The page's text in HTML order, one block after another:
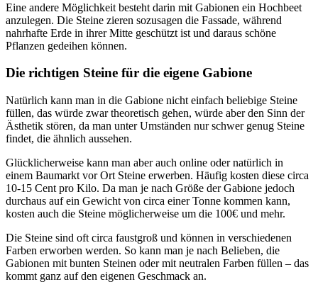
Eine andere Möglichkeit besteht darin mit Gabionen ein Hochbeet
anzulegen. Die Steine zieren sozusagen die Fassade, während
nahrhafte Erde in ihrer Mitte geschützt ist und daraus schöne
Pflanzen gedeihen können.
Die richtigen Steine für die eigene Gabione
Natürlich kann man in die Gabione nicht einfach beliebige Steine
füllen, das würde zwar theoretisch gehen, würde aber den Sinn der
Ästhetik stören, da man unter Umständen nur schwer genug Steine
findet, die ähnlich aussehen.
Glücklicherweise kann man aber auch online oder natürlich in
einem Baumarkt vor Ort Steine erwerben. Häufig kosten diese circa
10-15 Cent pro Kilo. Da man je nach Größe der Gabione jedoch
durchaus auf ein Gewicht von circa einer Tonne kommen kann,
kosten auch die Steine möglicherweise um die 100€ und mehr.
Die Steine sind oft circa faustgroß und können in verschiedenen
Farben erworben werden. So kann man je nach Belieben, die
Gabionen mit bunten Steinen oder mit neutralen Farben füllen – das
kommt ganz auf den eigenen Geschmack an.